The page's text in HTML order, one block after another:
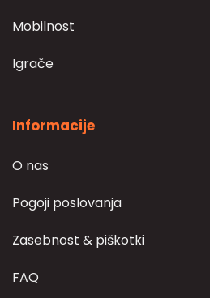
Mobilnost
Igrače
Informacije
O nas
Pogoji poslovanja
Zasebnost & piškotki
FAQ